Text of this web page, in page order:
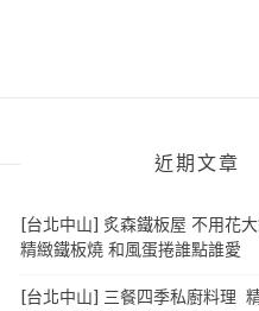
近期文章
[台北中山] 炙森鐵板屋 不用花
精緻鐵板燒 和風蛋捲誰點誰愛
[台北中山] 三餐四季私廚料理